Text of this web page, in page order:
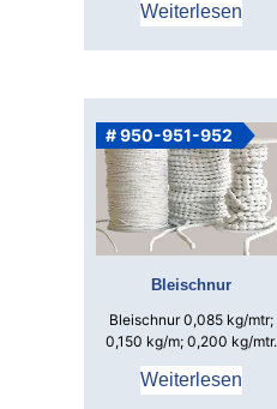
Weiterlesen
# 950-951-952
Bleischnur
Bleischnur 0,085 kg/mtr;
0,150 kg/m; 0,200 kg/mtr.
Weiterlesen